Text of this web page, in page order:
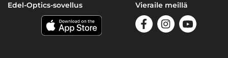
Edel-Optics-sovellus Vieraile meillä